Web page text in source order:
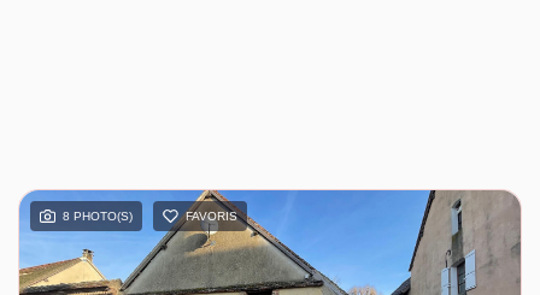
8 PHOTO(S) FAVORIS